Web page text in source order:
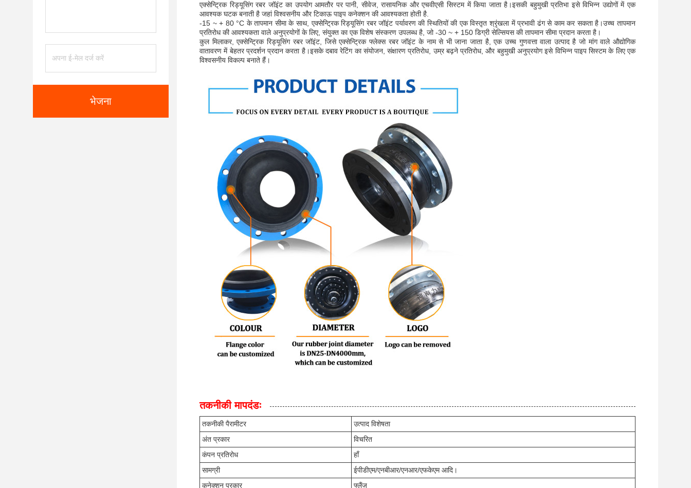
भेजना
एक्सेन्ट्रिक रिड्यूसिंग रबर जॉइंट का उपयोग आमतौर पर पानी, सीवेज, रासायनिक और एचवीएसी सिस्टम में किया जाता है।इसकी बहुमुखी प्रतिभा इसे विभिन्न उद्योगों में एक
आवश्यक घटक बनाती है जहां विश्वसनीय और टिकाऊ पाइप कनेक्शन की आवश्यकता होती है.
-15 ~ + 80 °C के तापमान सीमा के साथ, एक्सेन्ट्रिक रिड्यूसिंग रबर जॉइंट पर्यावरण की स्थितियों की एक विस्तृत श्रृंखला में प्रभावी ढंग से काम कर सकता है।उच्च तापमान
प्रतिरोध की आवश्यकता वाले अनुप्रयोगों के लिए, संयुक्त का एक विशेष संस्करण उपलब्ध है, जो -30 ~ + 150 डिग्री सेल्सियस की तापमान सीमा प्रदान करता है।
कुल मिलाकर, एक्सेन्ट्रिक रिड्यूसिंग रबर जॉइंट, जिसे एक्सेन्ट्रिक फ्लेक्स रबर जॉइंट के नाम से भी जाना जाता है, एक उच्च गुणवत्ता वाला उत्पाद है जो मांग वाले औद्योगिक
वातावरण में बेहतर प्रदर्शन प्रदान करता है।इसके दबाव रेटिंग का संयोजन, संक्षारण प्रतिरोध, उम्र बढ़ने प्रतिरोध, और बहुमुखी अनुप्रयोग इसे विभिन्न पाइप सिस्टम के लिए एक
विश्वसनीय विकल्प बनाते हैं।
तकनीकी मापदंडः
तकनीकी पैरामीटर
उत्पाद विशेषता
अंत प्रकार
विचरित
कंपन प्रतिरोध
हाँ
सामग्री
ईपीडीएम/एनबीआर/एनआर/एफकेएम आदि।
कनेक्शन प्रकार
फ्लैंज